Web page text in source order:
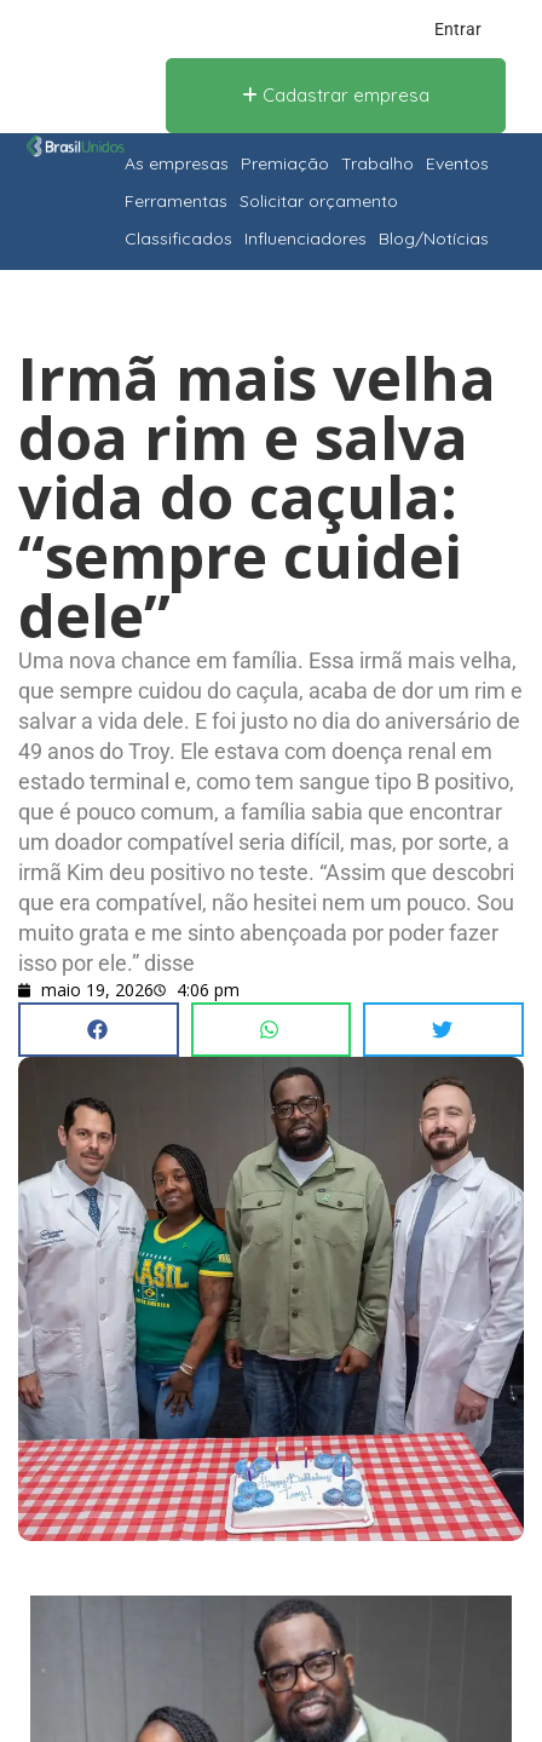
Entrar
Cadastrar empresa
As empresas Premiação Trabalho
Eventos
Ferramentas
Solicitar orçamento
Classificados
Influenciadores Blog/Notícias
Irmã mais velha
doa rim e salva
vida do caçula:
“sempre cuidei
dele”
Uma nova chance em família. Essa irmã mais velha,
que sempre cuidou do caçula, acaba de dor um rim e
salvar a vida dele. E foi justo no dia do aniversário de
49 anos do Troy. Ele estava com doença renal em
estado terminal e, como tem sangue tipo B positivo,
que é pouco comum, a família sabia que encontrar
um doador compatível seria difícil, mas, por sorte, a
irmã Kim deu positivo no teste. “Assim que descobri
que era compatível, não hesitei nem um pouco. Sou
muito grata e me sinto abençoada por poder fazer
isso por ele.” disse
maio 19, 2026 4:06 pm